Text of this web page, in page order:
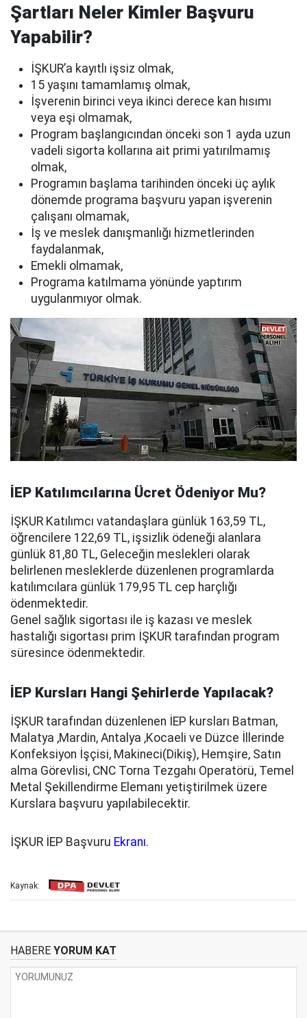
Şartları Neler Kimler Başvuru
Yapabilir?
İŞKUR’a kayıtlı işsiz olmak,
15 yaşını tamamlamış olmak,
İşverenin birinci veya ikinci derece kan hısımı
veya eşi olmamak,
Program başlangıcından önceki son 1 ayda uzun
vadeli sigorta kollarına ait primi yatırılmamış
olmak,
Programın başlama tarihinden önceki üç aylık
dönemde programa başvuru yapan işverenin
çalışanı olmamak,
İş ve meslek danışmanlığı hizmetlerinden
faydalanmak,
Emekli olmamak,
Programa katılmama yönünde yaptırım
uygulanmıyor olmak.
İEP Katılımcılarına Ücret Ödeniyor Mu?
İŞKUR Katılımcı vatandaşlara günlük 163,59 TL,
öğrencilere 122,69 TL, işsizlik ödeneği alanlara
günlük 81,80 TL, Geleceğin meslekleri olarak
belirlenen mesleklerde düzenlenen programlarda
katılımcılara günlük 179,95 TL cep harçlığı
ödenmektedir.
Genel sağlık sigortası ile iş kazası ve meslek
hastalığı sigortası prim İŞKUR tarafından program
süresince ödenmektedir.
İEP Kursları Hangi Şehirlerde Yapılacak?
İŞKUR tarafından düzenlenen İEP kursları Batman,
Malatya ,Mardin, Antalya ,Kocaeli ve Düzce İllerinde
Konfeksiyon İşçisi, Makineci(Dikiş), Hemşire, Satın
alma Görevlisi, CNC Torna Tezgahı Operatörü, Temel
Metal Şekillendirme Elemanı yetiştirilmek üzere
Kurslara başvuru yapılabilecektir.
İŞKUR İEP Başvuru Ekranı.
Kaynak:
HABERE YORUM KAT